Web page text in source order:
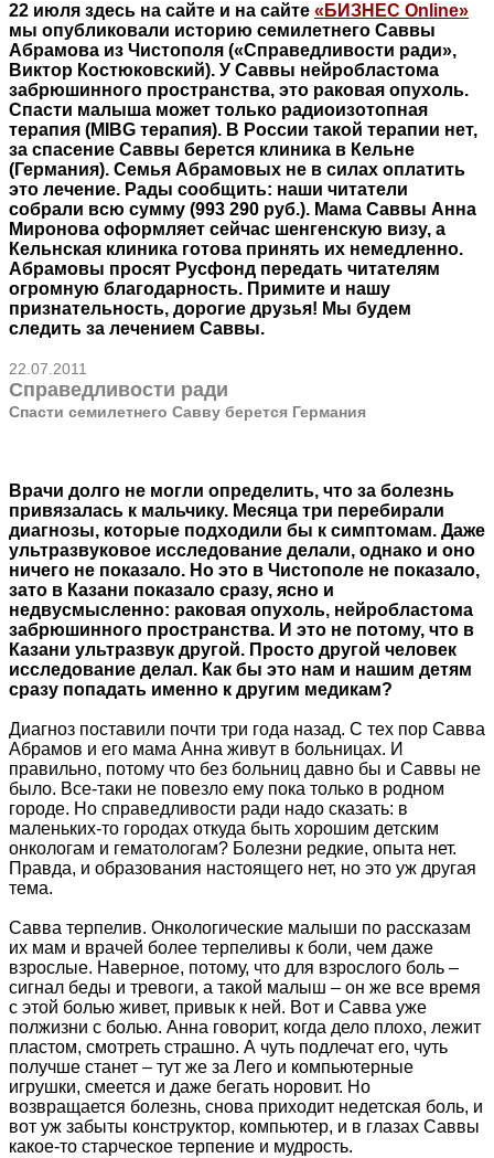
22 июля здесь на сайте и на сайте «БИЗНЕС Online»
мы опубликовали историю семилетнего Саввы
Абрамова из Чистополя («Справедливости ради»,
Виктор Костюковский). У Саввы нейробластома
забрюшинного пространства, это раковая опухоль.
Спасти малыша может только радиоизотопная
терапия (MIBG терапия). В России такой терапии нет,
за спасение Саввы берется клиника в Кельне
(Германия). Семья Абрамовых не в силах оплатить
это лечение. Рады сообщить: наши читатели
собрали всю сумму (993 290 руб.). Мама Саввы Анна
Миронова оформляет сейчас шенгенскую визу, а
Кельнская клиника готова принять их немедленно.
Абрамовы просят Русфонд передать читателям
огромную благодарность. Примите и нашу
признательность, дорогие друзья! Мы будем
следить за лечением Саввы.
22.07.2011
Справедливости ради
Спасти семилетнего Савву берется Германия
Врачи долго не могли определить, что за болезнь
привязалась к мальчику. Месяца три перебирали
диагнозы, которые подходили бы к симптомам. Даже
ультразвуковое исследование делали, однако и оно
ничего не показало. Но это в Чистополе не показало,
зато в Казани показало сразу, ясно и
недвусмысленно: раковая опухоль, нейробластома
забрюшинного пространства. И это не потому, что в
Казани ультразвук другой. Просто другой человек
исследование делал. Как бы это нам и нашим детям
сразу попадать именно к другим медикам?
Диагноз поставили почти три года назад. С тех пор Савва
Абрамов и его мама Анна живут в больницах. И
правильно, потому что без больниц давно бы и Саввы не
было. Все-таки не повезло ему пока только в родном
городе. Но справедливости ради надо сказать: в
маленьких-то городах откуда быть хорошим детским
онкологам и гематологам? Болезни редкие, опыта нет.
Правда, и образования настоящего нет, но это уж другая
тема.
Савва терпелив. Онкологические малыши по рассказам
их мам и врачей более терпеливы к боли, чем даже
взрослые. Наверное, потому, что для взрослого боль –
сигнал беды и тревоги, а такой малыш – он же все время
с этой болью живет, привык к ней. Вот и Савва уже
полжизни с болью. Анна говорит, когда дело плохо, лежит
пластом, смотреть страшно. А чуть подлечат его, чуть
получше станет – тут же за Лего и компьютерные
игрушки, смеется и даже бегать норовит. Но
возвращается болезнь, снова приходит недетская боль, и
вот уж забыты конструктор, компьютер, и в глазах Саввы
какое-то старческое терпение и мудрость.